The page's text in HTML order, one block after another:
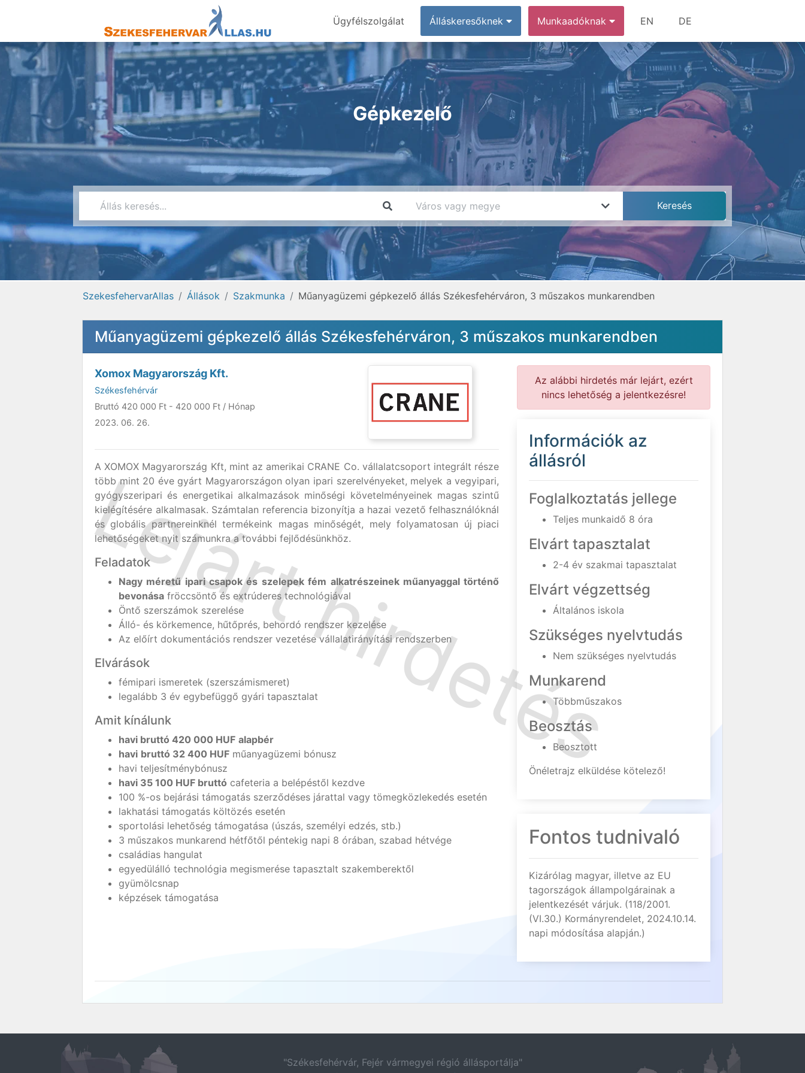
Ügyfélszolgálat Álláskeresőknek Munkaadóknak EN DE
Gépkezelő
SzekesfehervarAllas Állások Szakmunka Műanyagüzemi gépkezelő állás Székesfehérváron, 3 műszakos munkarendben
Műanyagüzemi gépkezelő állás Székesfehérváron, 3 műszakos munkarendben
Xomox Magyarország Kft.
Székesfehérvár
Bruttó 420 000 Ft - 420 000 Ft / Hónap
2023. 06. 26.
A XOMOX Magyarország Kft, mint az amerikai CRANE Co. vállalatcsoport integrált része
több mint 20 éve gyárt Magyarországon olyan ipari szerelvényeket, melyek a vegyipari,
gyógyszeripari és energetikai alkalmazások minőségi követelményeinek magas szintű
kielégítésére alkalmasak. Számtalan referencia bizonyítja a hazai vezető felhasználóknál
és globális partnereinknél termékeink magas minőségét, mely folyamatosan új piaci
lehetőségeket nyit számunkra a további fejlődésünkhöz.
Feladatok
Nagy méretű ipari csapok és szelepek fém alkatrészeinek műanyaggal történő
bevonása fröccsöntő és extrúderes technológiával
Öntő szerszámok szerelése
Álló- és körkemence, hűtőprés, behordó rendszer kezelése
Az előírt dokumentációs rendszer vezetése vállalatirányítási rendszerben
Elvárások
fémipari ismeretek (szerszámismeret)
legalább 3 év egybefüggő gyári tapasztalat
Amit kínálunk
havi bruttó 420 000 HUF alapbér
havi bruttó 32 400 HUF műanyagüzemi bónusz
havi teljesítménybónusz
havi 35 100 HUF bruttó cafeteria a belépéstől kezdve
100 %-os bejárási támogatás szerződéses járattal vagy tömegközlekedés esetén
lakhatási támogatás költözés esetén
sportolási lehetőség támogatása (úszás, személyi edzés, stb.)
3 műszakos munkarend hétfőtől péntekig napi 8 órában, szabad hétvége
családias hangulat
egyedülálló technológia megismerése tapasztalt szakemberektől
gyümölcsnap
képzések támogatása
Az alábbi hirdetés már lejárt, ezért
nincs lehetőség a jelentkezésre!
Információk az
állásról
Foglalkoztatás jellege
Teljes munkaidő 8 óra
Elvárt tapasztalat
2-4 év szakmai tapasztalat
Elvárt végzettség
Általános iskola
Szükséges nyelvtudás
Nem szükséges nyelvtudás
Munkarend
Többműszakos
Beosztás
Beosztott
Önéletrajz elküldése kötelező!
Fontos tudnivaló
Kizárólag magyar, illetve az EU
tagországok állampolgárainak a
jelentkezését várjuk. (118/2001.
(VI.30.) Kormányrendelet, 2024.10.14.
napi módosítása alapján.)
"Székesfehérvár, Fejér vármegyei régió állásportálja"